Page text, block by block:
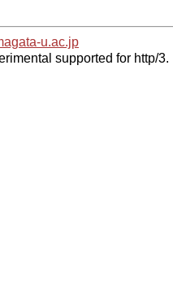
u.ac.jp
supported for http/3.